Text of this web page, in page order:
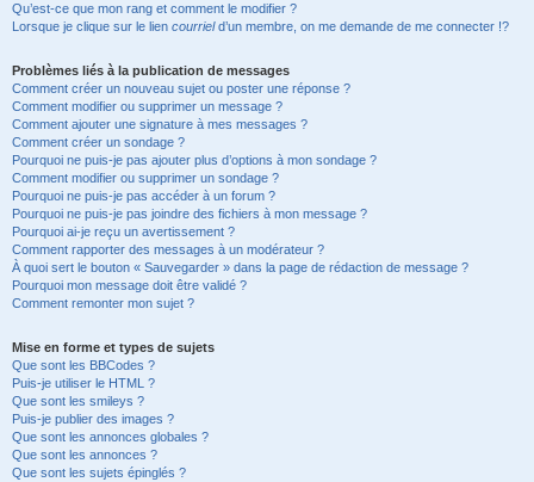
Qu’est-ce que mon rang et comment le modifier ?
Lorsque je clique sur le lien courrield’un membre, on me demande de me connecter !?
Problèmes liés à la publication de messages
Comment créer un nouveau sujet ou poster une réponse ?
Comment modifier ou supprimer un message ?
Comment ajouter une signature à mes messages ?
Comment créer un sondage ?
Pourquoi ne puis-je pas ajouter plus d’options à mon sondage ?
Comment modifier ou supprimer un sondage ?
Pourquoi ne puis-je pas accéder à un forum ?
Pourquoi ne puis-je pas joindre des fichiers à mon message ?
Pourquoi ai-je reçu un avertissement ?
Comment rapporter des messages à un modérateur ?
À quoi sert le bouton « Sauvegarder » dans la page de rédaction de message ?
Pourquoi mon message doit être validé ?
Comment remonter mon sujet ?
Mise en forme et types de sujets
Que sont les BBCodes ?
Puis-je utiliser le HTML ?
Que sont les smileys ?
Puis-je publier des images ?
Que sont les annonces globales ?
Que sont les annonces ?
Que sont les sujets épinglés ?